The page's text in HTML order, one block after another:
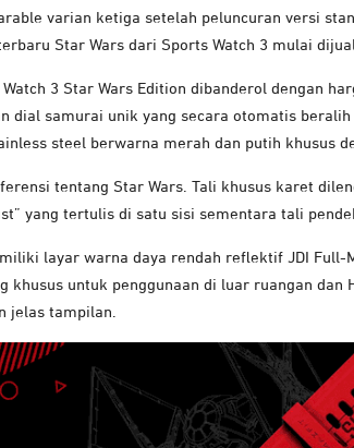
varian ketiga setelah peluncuran versi
Star Wars dari Sports Watch 3 mulai dijual
3 Star Wars Edition dibanderol dengan
dial samurai unik yang secara otomatis
steel berwarna merah dan putih khusus
tentang Star Wars. Tali khusus karet
yang tertulis di satu sisi sementara tali
layar warna daya rendah reflektif JDI Full-
khusus untuk penggunaan di luar ruangan dan
jelas tampilan.